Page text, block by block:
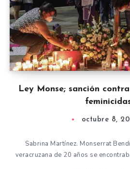
Ley Monse; sanción
octubre 8,
Sabrina Martínez. Monserrat
veracruzana de 20 años se